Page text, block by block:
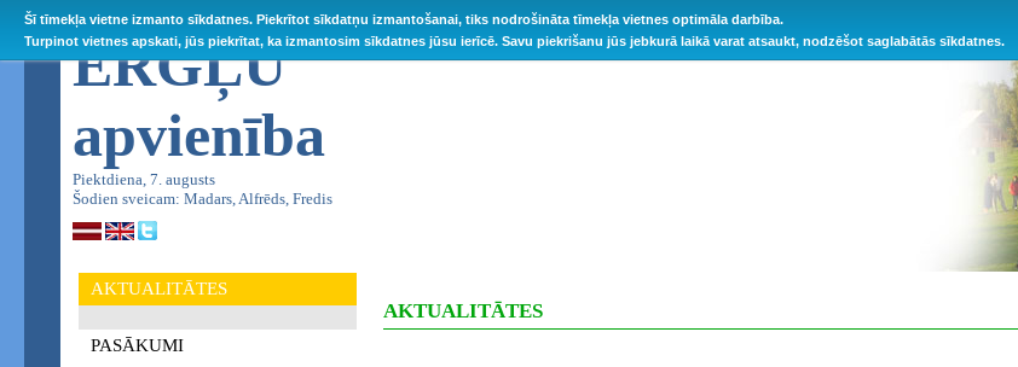
Šī tīmekļa vietne izmanto sīkdatnes. Piekrītot sīkdatņu izmantošanai, tiks nodrošināta tīmekļa vietnes optimāla darbība.
Turpinot vietnes apskati, jūs piekrītat, ka izmantosim sīkdatnes jūsu ierīcē. Savu piekrišanu jūs jebkurā laikā varat atsaukt, nodzēšot saglabātās sīkdatnes.
ĒRGĻU
apvienība
Piektdiena, 7. augusts
Šodien sveicam: Madars, Alfrēds, Fredis
AKTUALITĀTES
PASĀKUMI
AKTUALITĀTES